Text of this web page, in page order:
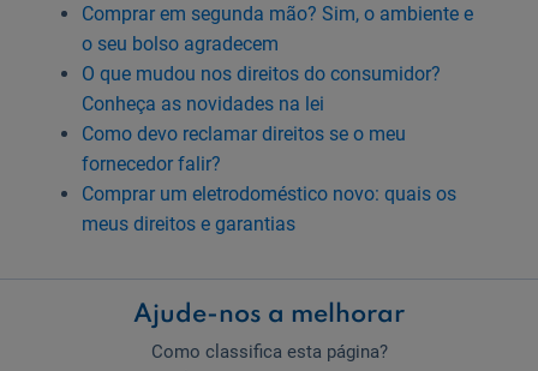
Comprar em segunda mão? Sim, o ambiente e
o seu bolso agradecem
O que mudou nos direitos do consumidor?
Conheça as novidades na lei
Como devo reclamar direitos se o meu
fornecedor falir?
Comprar um eletrodoméstico novo: quais os
meus direitos e garantias